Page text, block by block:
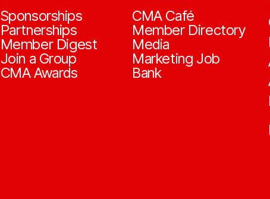
Sponsorships
Partnerships
Member Digest
Join a Group
CMA Awards
CMA Café
Member Directory
Media
Marketing Job
Bank